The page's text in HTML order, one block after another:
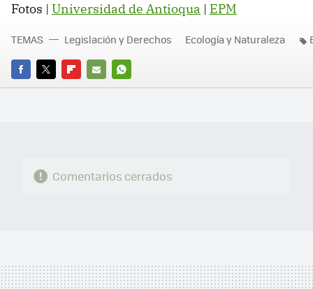
Fotos | Universidad de Antioqua | EPM
FACEBOOK
TWITTERFLIPBOARD
E-
WHATSAPP
TEMAS Legislación y Derechos Ecología y Naturaleza
Comentarios cerrados